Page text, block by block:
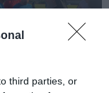
third parties, or
Στον